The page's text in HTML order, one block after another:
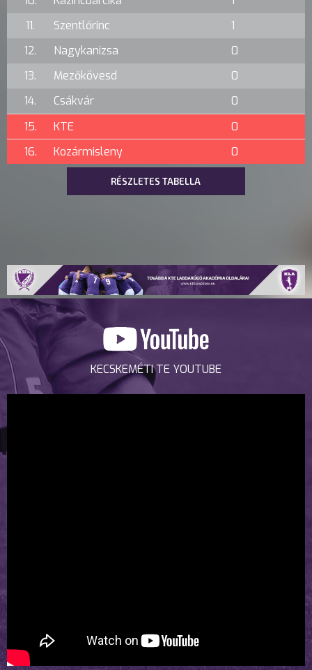
11.
Szentlőrinc
1
12.
Nagykanizsa
0
13.
Mezőkövesd
0
14.
Csákvár
0
15.
KTE
0
16.
Kozármisleny 0
RÉSZLETES TABELLA
KECSKEMÉTI TE YOUTUBE